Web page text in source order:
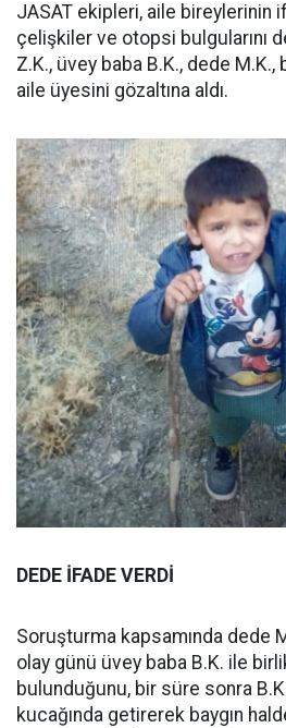
JASAT ekipleri, aile bireylerinin
çelişkiler ve otopsi bulgularını
Z.K., üvey baba B.K., dede M.K.,
aile üyesini gözaltına aldı.
DEDE İFADE VERDİ
Soruşturma kapsamında dede
olay günü üvey baba B.K. ile
bulunduğunu, bir süre sonra
kucağında getirerek baygın